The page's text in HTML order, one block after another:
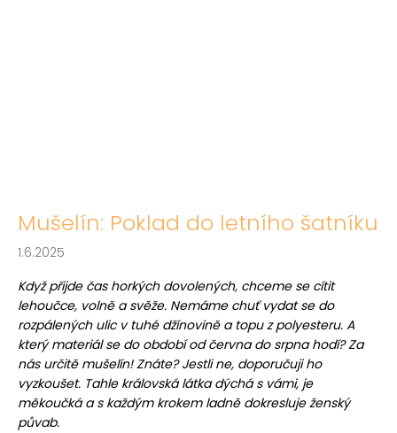
Mušelín: Poklad do letního šatníku
1.6.2025
Když přijde čas horkých dovolených, chceme se cítit
lehoučce, volně a svěže. Nemáme chuť vydat se do
rozpálených ulic v tuhé džínovině a topu z polyesteru. A
který materiál se do období od června do srpna hodí? Za
nás určitě mušelín! Znáte? Jestli ne, doporučuji ho
vyzkoušet. Tahle královská látka dýchá s vámi, je
měkoučká a s každým krokem ladně dokresluje ženský
půvab.